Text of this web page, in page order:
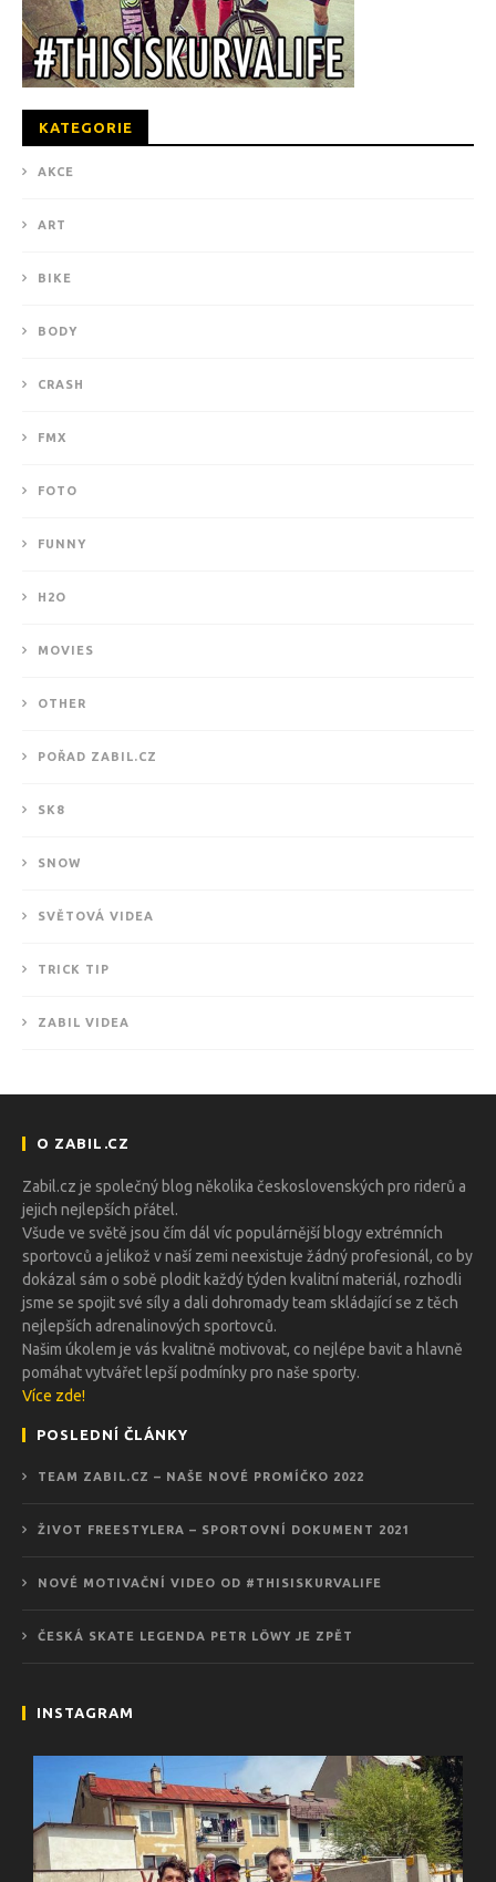
KATEGORIE
AKCE
ART
BIKE
BODY
CRASH
FMX
FOTO
FUNNY
H2O
MOVIES
OTHER
POŘAD ZABIL.CZ
SK8
SNOW
SVĚTOVÁ VIDEA
TRICK TIP
ZABIL VIDEA
O ZABIL.CZ
Zabil.cz je společný blog několika československých pro riderů a
jejich nejlepších přátel.
Všude ve světě jsou čím dál víc populárnější blogy extrémních
sportovců a jelikož v naší zemi neexistuje žádný profesionál, co by
dokázal sám o sobě plodit každý týden kvalitní materiál, rozhodli
jsme se spojit své síly a dali dohromady team skládající se z těch
nejlepších adrenalinových sportovců.
Našim úkolem je vás kvalitně motivovat, co nejlépe bavit a hlavně
pomáhat vytvářet lepší podmínky pro naše sporty.
Více zde!
POSLEDNÍ ČLÁNKY
TEAM ZABIL.CZ – NAŠE NOVÉ PROMÍČKO 2022
ŽIVOT FREESTYLERA – SPORTOVNÍ DOKUMENT 2021
NOVÉ MOTIVAČNÍ VIDEO OD #THISISKURVALIFE
ČESKÁ SKATE LEGENDA PETR LÖWY JE ZPĚT
INSTAGRAM